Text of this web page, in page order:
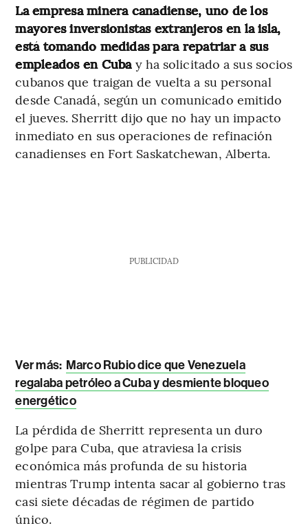
La empresa minera canadiense, uno de los
mayores inversionistas extranjeros en la isla,
está tomando medidas para repatriar a sus
empleados en Cubay ha solicitado a sus socios
cubanos que traigan de vuelta a su personal
desde Canadá, según un comunicado emitido
el jueves. Sherritt dijo que no hay un impacto
inmediato en sus operaciones de refinación
canadienses en Fort Saskatchewan, Alberta.
PUBLICIDAD
Ver más: Marco Rubio dice que Venezuela
regalaba petróleo a Cuba y desmiente bloqueo
energético
La pérdida de Sherritt representa un duro
golpe para Cuba, que atraviesa la crisis
económica más profunda de su historia
mientras Trump intenta sacar al gobierno tras
casi siete décadas de régimen de partido
único.